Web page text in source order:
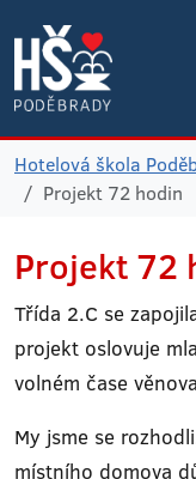
Hotelová škola
Projekt 72 hodin
Projekt 72
Třída 2.C se
projekt oslovuje
volném čase
My jsme se
místního domova